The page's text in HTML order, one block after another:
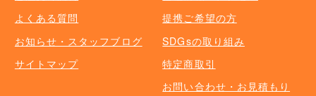
よくある質問
お知らせ・スタッフブログ
サイトマップ
提携ご希望の方
SDGsの取り組み
特定商取引
お問い合わせ・お見積もり